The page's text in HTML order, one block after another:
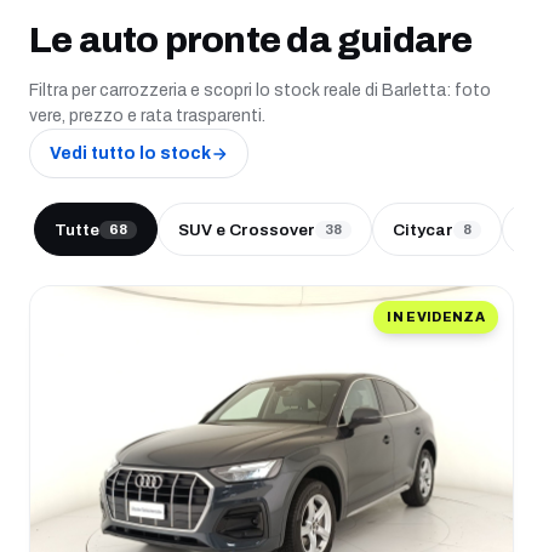
Le auto pronte da guidare
Filtra per carrozzeria e scopri lo stock reale di Barletta: foto
vere, prezzo e rata trasparenti.
Vedi tutto lo stock
Tutte 68 SUV e Crossover 38 Citycar 8
IN EVIDENZA